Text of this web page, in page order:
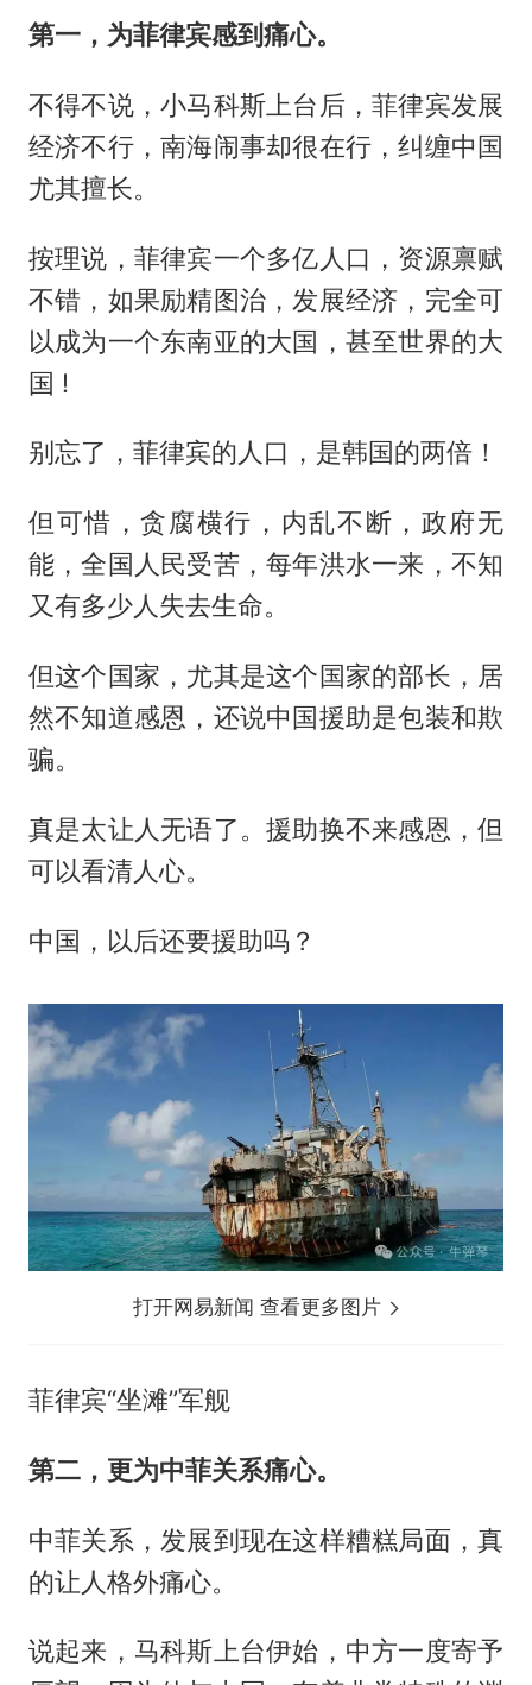
第一，为菲律宾感到痛心。
不得不说，小马科斯上台后，菲律宾发展
经济不行，南海闹事却很在行，纠缠中国
尤其擅长。
按理说，菲律宾一个多亿人口，资源禀赋
不错，如果励精图治，发展经济，完全可
以成为一个东南亚的大国，甚至世界的大
国 !
别忘了，菲律宾的人口，是韩国的两倍！
但可惜，贪腐横行，内乱不断，政府无
能，全国人民受苦，每年洪水一来，不知
又有多少人失去生命。
但这个国家，尤其是这个国家的部长，居
然不知道感恩，还说中国援助是包装和欺
骗。
真是太让人无语了。援助换不来感恩，但
可以看清人心。
中国，以后还要援助吗？
打开网易新闻 查看更多图片
菲律宾“坐滩”军舰
第二，更为中菲关系痛心。
中菲关系，发展到现在这样糟糕局面，真
的让人格外痛心。
说起来，马科斯上台伊始，中方一度寄予